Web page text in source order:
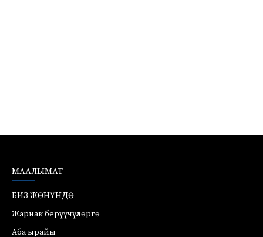
МААЛЫМАТ
БИЗ ЖӨНҮНДӨ
Жарнак берүүчүлөргө
Аба ырайы